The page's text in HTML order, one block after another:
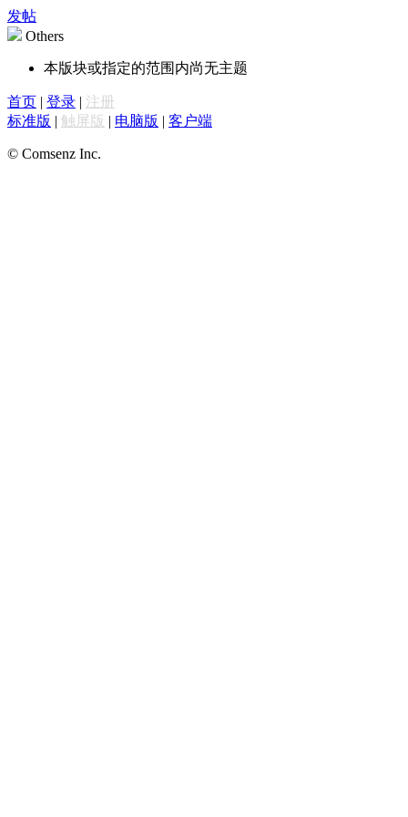
发帖
Others
本版块或指定的范围内尚无主题
首页 | 登录 | 注册
标准版 | 触屏版 | 电脑版 | 客户端
© Comsenz Inc.